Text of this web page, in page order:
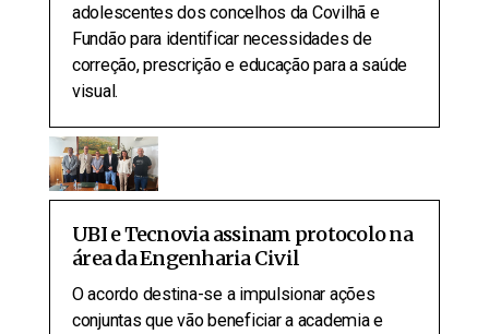
adolescentes dos concelhos da Covilhã e
Fundão para identificar necessidades de
correção, prescrição e educação para a saúde
visual.
UBI e Tecnovia assinam protocolo na
área da Engenharia Civil
O acordo destina-se a impulsionar ações
conjuntas que vão beneficiar a academia e